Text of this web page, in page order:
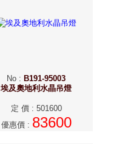
No : B191-95003
埃及奧地利水晶吊燈
定 價: 501600
優惠價: 83600